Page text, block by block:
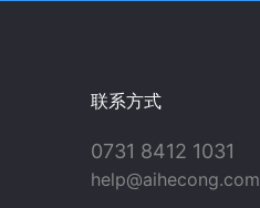
联系方式
0731 8412 1031
help@aihecong.com